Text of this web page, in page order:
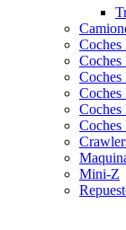
Coches
Coches
Coches
Mini-Z